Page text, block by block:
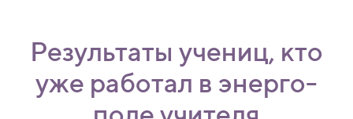
23
24
23
24
Результаты учениц, кто
уже работал в энерго-